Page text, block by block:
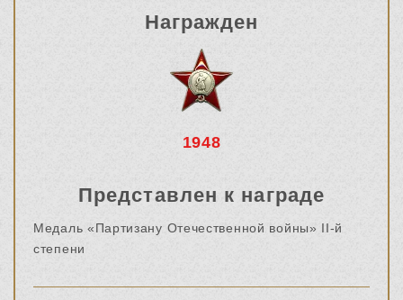
Награжден
1948
Представлен к награде
Медаль «Партизану Отечественной войны» II-й
степени